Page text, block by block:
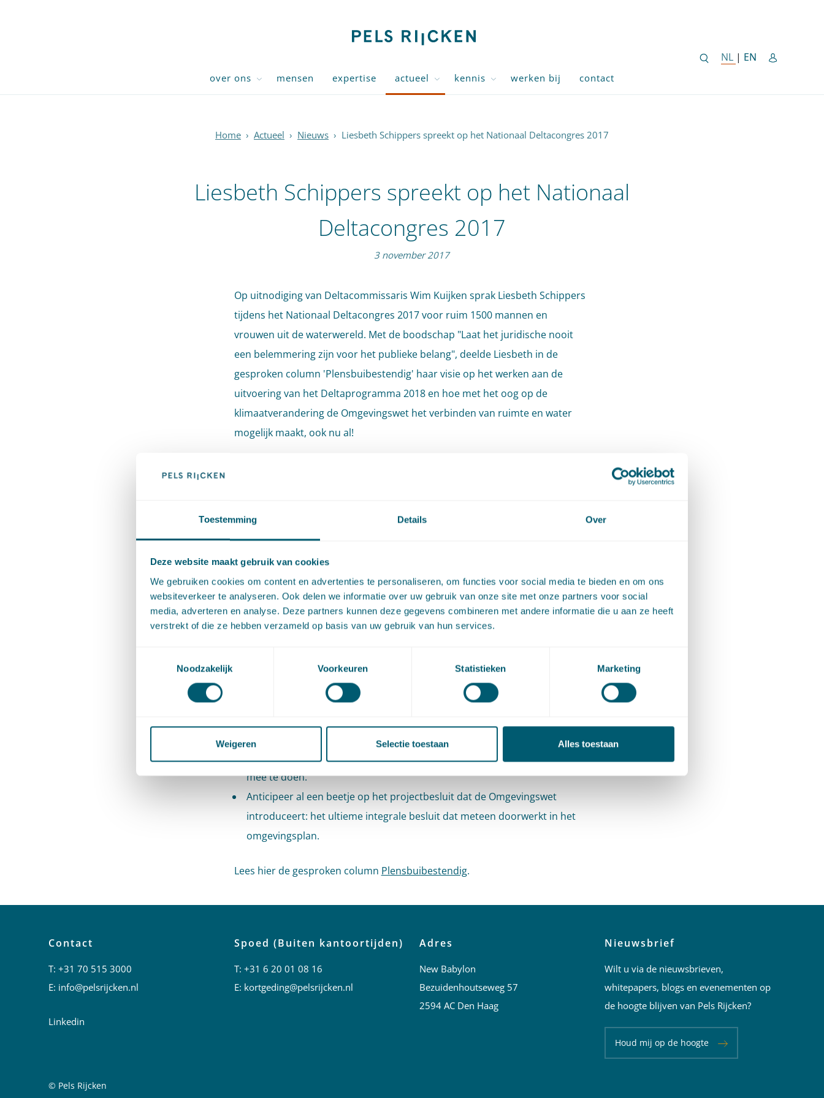
Toestemming Details Over
Deze website maakt gebruik van cookies
We gebruiken cookies om content en advertenties te personaliseren, om functies voor social media te bieden en om ons
websiteverkeer te analyseren. Ook delen we informatie over uw gebruik van onze site met onze partners voor social
media, adverteren en analyse. Deze partners kunnen deze gegevens combineren met andere informatie die u aan ze heeft
verstrekt of die ze hebben verzameld op basis van uw gebruik van hun services.
Noodzakelijk
Voorkeuren Statistieken Marketing
Weigeren Selectie toestaan Alles toestaan
NL NEDERLANDSE
| EN ENGLISH
over ons mensen expertise actueel kennis werken bij contact
Home › Actueel › Nieuws › Liesbeth Schippers spreekt op het Nationaal Deltacongres 2017
Liesbeth Schippers spreekt op het Nationaal
Deltacongres 2017
3 november 2017
Op uitnodiging van Deltacommissaris Wim Kuijken sprak Liesbeth Schippers
tijdens het Nationaal Deltacongres 2017 voor ruim 1500 mannen en
vrouwen uit de waterwereld. Met de boodschap "Laat het juridische nooit
een belemmering zijn voor het publieke belang", deelde Liesbeth in de
gesproken column 'Plensbuibestendig' haar visie op het werken aan de
uitvoering van het Deltaprogramma 2018 en hoe met het oog op de
klimaatverandering de Omgevingswet het verbinden van ruimte en water
mogelijk maakt, ook nu al!
Maak een Omgevingsvisie, met beleid dat klimaatadaptatie verknoopt met
andere opgaven in de fysieke leefomgeving, zoals stedelijke vernieuwing,
energietransitie, bereikbaarheid.
Stel flexibele omgevingsplannen vast, zodat de markt met innovatieve
oplossingen komt: niet alleen die nieuwe woonwijk, maar meteen ook
voorzieningen die rekening houden met, of zelfs nuttig gebruik maken
verharding. Stel een programma op om die omgevingswaarden ook te
Werk aan die belangrijke pijler van de Omgevingswet: vertrouwen: door de
omgeving te laten participeren, initiatieven op te halen en daar ook iets
mee te doen.
Anticipeer al een beetje op het projectbesluit dat de Omgevingswet
introduceert: het ultieme integrale besluit dat meteen doorwerkt in het
omgevingsplan.
Lees hier de gesproken column Plensbuibestendig.
Contact
T:+31 70 515 3000
E: info@pelsrijcken.nl
Linkedin
Spoed (Buiten kantoortijden)
T: +31 6 20 01 08 16
E: kortgeding@pelsrijcken.nl
Adres
New Babylon
Bezuidenhoutseweg 57
2594 AC Den Haag
Nieuwsbrief
Wilt u via de nieuwsbrieven,
whitepapers, blogs en evenementen op
de hoogte blijven van Pels Rijcken?
Houd mij op de hoogte
© Pels Rijcken